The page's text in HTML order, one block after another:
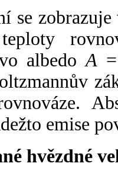
se
albedoA
emise
hvězdné